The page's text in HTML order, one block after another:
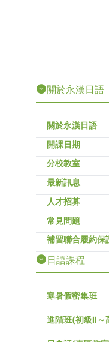
關於永漢日語
關於永漢日語
開課日期
分校教室
最新訊息
人才招募
常見問題
補習聯合履約保
日語課程
寒暑假密集班
進階班(初級Ⅱ～